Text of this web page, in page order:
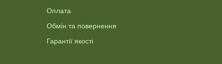
Оплата
Обмін та повернення
Гарантії якості